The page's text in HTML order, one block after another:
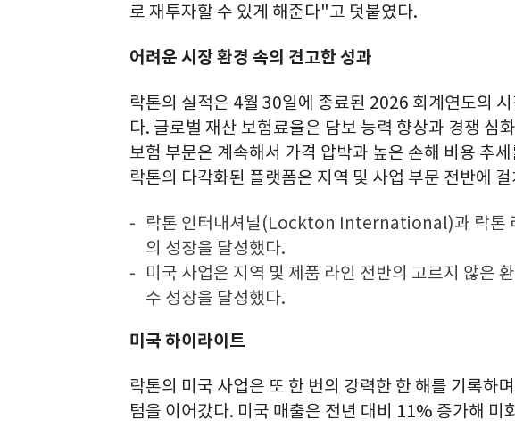
로 재투자할 수 있게 해준다"고 덧붙였다.
어려운 시장 환경 속의 견고한 성과
락톤의 실적은 4월 30일에 종료된 2026 회계연도의
다. 글로벌 재산 보험료율은 담보 능력 향상과 경쟁 심
보험 부문은 계속해서 가격 압박과 높은 손해 비용 추
락톤의 다각화된 플랫폼은 지역 및 사업 부문 전반에
락톤 인터내셔널(Lockton International)과 락톤
의 성장을 달성했다.
미국 사업은 지역 및 제품 라인 전반의 고르지 않은
수 성장을 달성했다.
미국 하이라이트
락톤의 미국 사업은 또 한 번의 강력한 한 해를 기록하
텀을 이어갔다. 미국 매출은 전년 대비 11% 증가해 미